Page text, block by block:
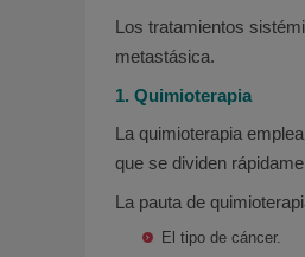
Los tratamientos
metastásica.
1. Quimioterapia
La quimioterapia
que se dividen
La pauta de
El tipo de cáncer.